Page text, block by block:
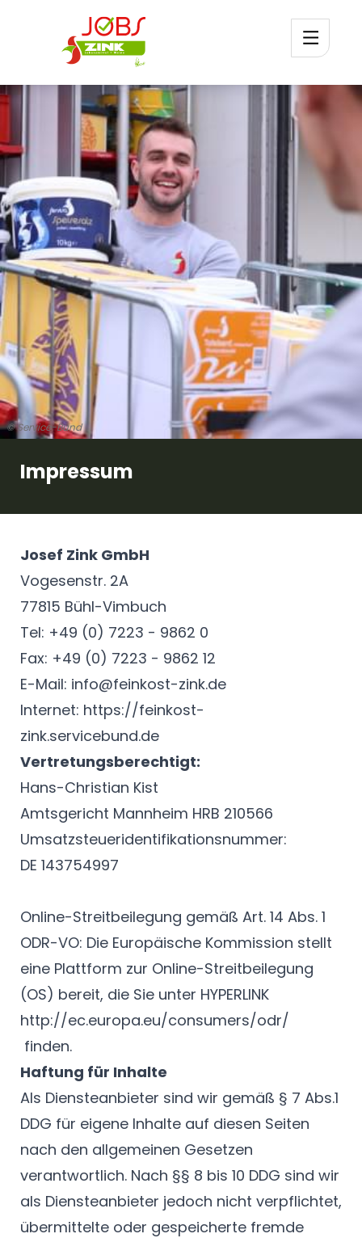
© Service-Bund
Impressum
Josef Zink GmbH
Vogesenstr. 2A
77815 Bühl-Vimbuch
Tel: +49 (0) 7223 - 9862 0
Fax: +49 (0) 7223 - 9862 12
E-Mail: info@feinkost-zink.de
Internet: https://feinkost-
zink.servicebund.de
Vertretungsberechtigt:
Hans-Christian Kist
Amtsgericht Mannheim HRB 210566
Umsatzsteueridentifikationsnummer:
DE 143754997
Online-Streitbeilegung gemäß Art. 14 Abs. 1
ODR-VO: Die Europäische Kommission stellt
eine Plattform zur Online-Streitbeilegung
(OS) bereit, die Sie unter HYPERLINK
http://ec.europa.eu/consumers/odr/
finden.
Haftung für Inhalte
Als Diensteanbieter sind wir gemäß § 7 Abs.1
DDG für eigene Inhalte auf diesen Seiten
nach den allgemeinen Gesetzen
verantwortlich. Nach §§ 8 bis 10 DDG sind wir
als Diensteanbieter jedoch nicht verpflichtet,
übermittelte oder gespeicherte fremde